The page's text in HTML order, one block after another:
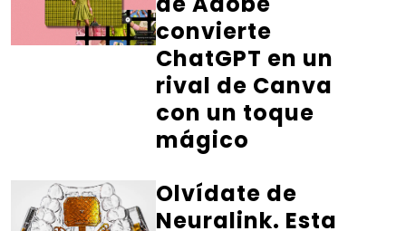
convierte
ChatGPT en un
rival de Canva
con un toque
mágico
Olvídate de
Neuralink. Esta